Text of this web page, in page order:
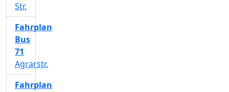
Str.
Fahrplan
Bus
71
Agrarstr.
Fahrplan